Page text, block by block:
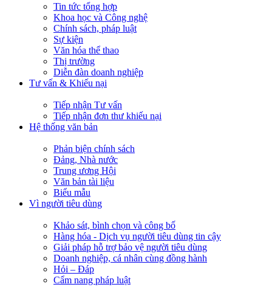
Tin tức tổng hợp
Khoa học và Công nghệ
Chính sách, pháp luật
Sự kiện
Văn hóa thể thao
Thị trường
Diễn đàn doanh nghiệp
Tư vấn & Khiếu nại
Tiếp nhận Tư vấn
Tiếp nhận đơn thư khiếu nại
Hệ thống văn bản
Phản biện chính sách
Đảng, Nhà nước
Trung ương Hội
Văn bản tài liệu
Biểu mẫu
Vì người tiêu dùng
Khảo sát, bình chọn và công bố
Hàng hóa - Dịch vụ người tiêu dùng tin cậy
Giải pháp hỗ trợ bảo vệ người tiêu dùng
Doanh nghiệp, cá nhân cùng đồng hành
Hỏi – Đáp
Cẩm nang pháp luật